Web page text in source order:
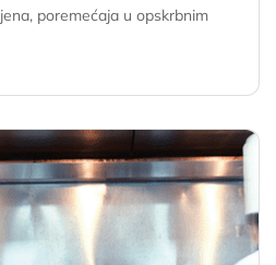
poremećaja u opskrbnim